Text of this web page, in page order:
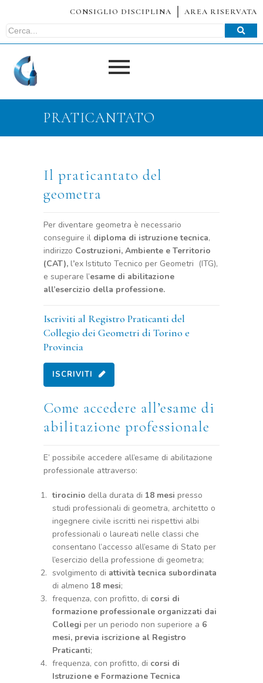
CONSIGLIO DISCIPLINA AREA RISERVATA
PRATICANTATO
Il praticantato del
geometra
Per diventare geometra è necessario
conseguire il diploma di istruzione tecnica,
indirizzo Costruzioni, Ambiente e Territorio
(CAT), l’ex Istituto Tecnico per Geometri (ITG),
e superare l’esame di abilitazione
all’esercizio della professione.
Iscriviti al Registro Praticanti del
Collegio dei Geometri di Torino e
Provincia
ISCRIVITI
Come accedere all’esame di
abilitazione professionale
E’ possibile accedere all’esame di abilitazione
professionale attraverso:
tirocinio della durata di 18 mesi presso
studi professionali di geometra, architetto o
ingegnere civile iscritti nei rispettivi albi
professionali o laureati nelle classi che
consentano l’accesso all’esame di Stato per
l’esercizio della professione di geometra;
svolgimento di attività tecnica subordinata
di almeno 18 mesi;
frequenza, con profitto, di corsi di
formazione professionale organizzati dai
Collegi per un periodo non superiore a 6
mesi, previa iscrizione al Registro
Praticanti;
frequenza, con profitto, di corsi di
Istruzione e Formazione Tecnica